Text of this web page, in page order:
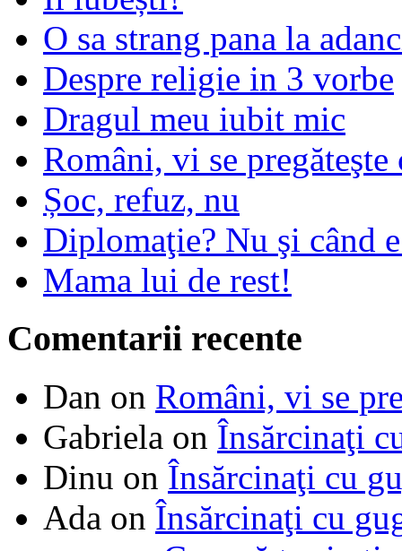
O sa strang pana la
Despre religie in 3 vorbe
Dragul meu iubit mic
Români, vi se pregăteşte
Șoc, refuz, nu
Diplomaţie? Nu şi când
Mama lui de rest!
Comentarii recente
Dan on Români, vi se
Gabriela on Însărcinaţi
Dinu on Însărcinaţi cu
Ada on Însărcinaţi cu